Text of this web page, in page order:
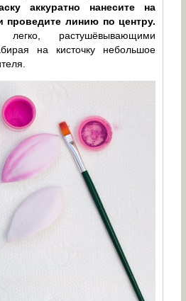
аккуратно нанесите на
проведите линию по центру.
растушёвывающими
на кисточку небольшое